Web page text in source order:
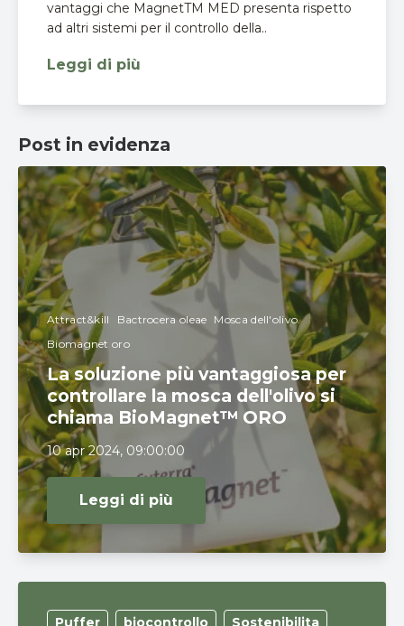
vantaggi che MagnetTM MED presenta rispetto
ad altri sistemi per il controllo della..
Leggi di più
Post in evidenza
Attract&kill Bactrocera oleae Mosca dell'olivo.
Biomagnet oro
La soluzione più vantaggiosa per
controllare la mosca dell'olivo si
chiama BioMagnet™ ORO
10 apr 2024, 09:00:00
Leggi di più
Puffer biocontrollo
Sostenibilita